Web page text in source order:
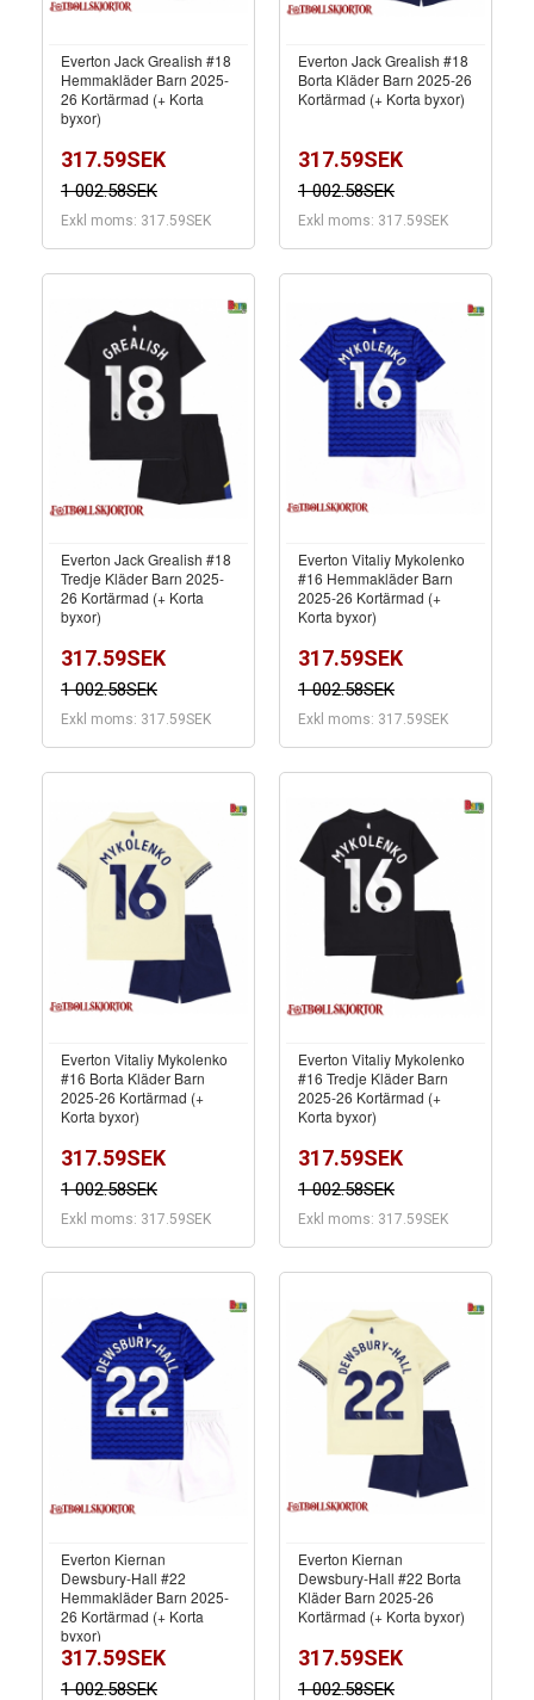
Everton Jack Grealish #18
Hemmakläder Barn 2025-
26 Kortärmad (+ Korta
byxor)
317.59SEK
1 002.58SEK
Exkl moms: 317.59SEK
Everton Jack Grealish #18
Borta Kläder Barn 2025-26
Kortärmad (+ Korta byxor)
317.59SEK
1 002.58SEK
Exkl moms: 317.59SEK
Everton Jack Grealish #18
Tredje Kläder Barn 2025-
26 Kortärmad (+ Korta
byxor)
317.59SEK
1 002.58SEK
Exkl moms: 317.59SEK
Everton Vitaliy Mykolenko
#16 Hemmakläder Barn
2025-26 Kortärmad (+
Korta byxor)
317.59SEK
1 002.58SEK
Exkl moms: 317.59SEK
Everton Vitaliy Mykolenko
#16 Borta Kläder Barn
2025-26 Kortärmad (+
Korta byxor)
317.59SEK
1 002.58SEK
Exkl moms: 317.59SEK
Everton Vitaliy Mykolenko
#16 Tredje Kläder Barn
2025-26 Kortärmad (+
Korta byxor)
317.59SEK
1 002.58SEK
Exkl moms: 317.59SEK
Everton Kiernan
Dewsbury-Hall #22
Hemmakläder Barn 2025-
26 Kortärmad (+ Korta
byxor)
317.59SEK
1 002.58SEK
Everton Kiernan
Dewsbury-Hall #22 Borta
Kläder Barn 2025-26
Kortärmad (+ Korta byxor)
317.59SEK
1 002.58SEK